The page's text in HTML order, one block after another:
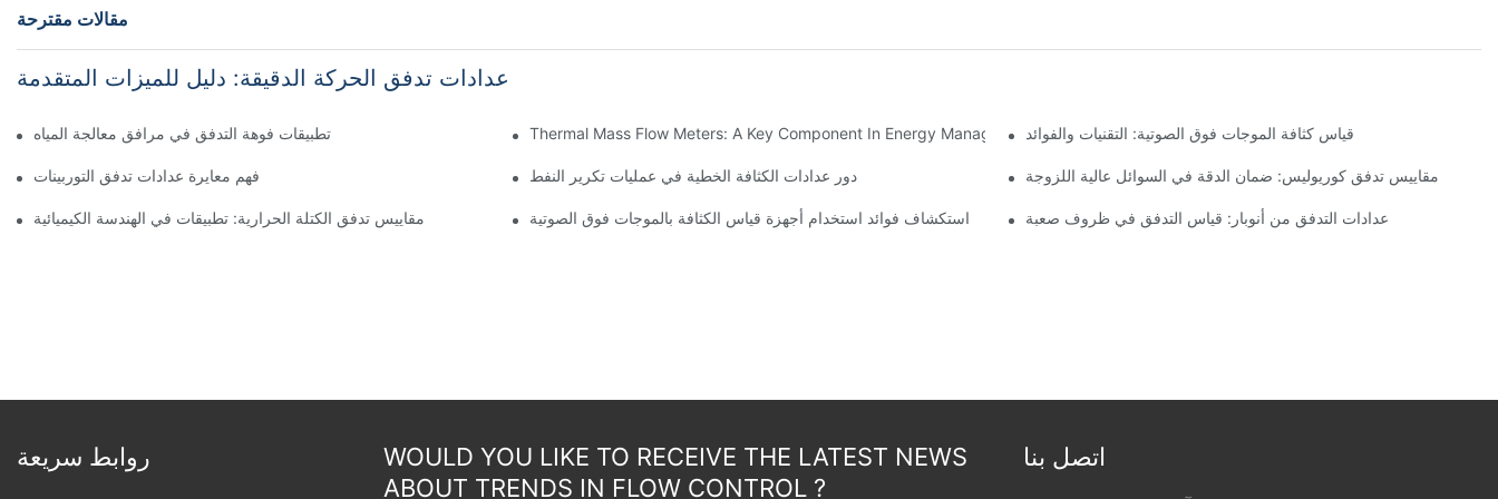
مقالات مقترحة
عدادات تدفق الحركة الدقيقة: دليل للميزات المتقدمة
تطبيقات فوهة التدفق في مرافق معالجة المياه Thermal Mass Flow Meters: A Key Component In Energy Managementقياس كثافة الموجات فوق الصوتية: التقنيات والفوائد
فهم معايرة عدادات تدفق التوربينات دور عدادات الكثافة الخطية في عمليات تكرير النفط مقاييس تدفق كوريوليس: ضمان الدقة في السوائل عالية اللزوجة
مقاييس تدفق الكتلة الحرارية: تطبيقات في الهندسة الكيميائية استكشاف فوائد استخدام أجهزة قياس الكثافة بالموجات فوق الصوتية عدادات التدفق من أنوبار: قياس التدفق في ظروف صعبة
روابط سريعة
WOULD YOU LIKE TO RECEIVE THE LATEST NEWS
ABOUT TRENDS IN FLOW CONTROL ?
اتصل بنا